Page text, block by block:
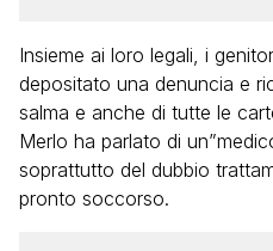
Insieme ai loro legali, i
depositato una denuncia e
salma e anche di tutte le
Merlo ha parlato di
soprattutto del dubbio
pronto soccorso.